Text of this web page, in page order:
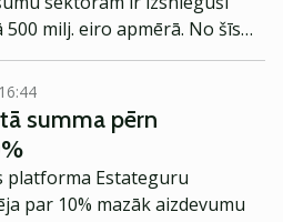
milj. eiro apmērā. No šīs
atmaksāti, savukārt
159 milj. eiro.
summa pērn
platforma Estateguru
par 10% mazāk aizdevumu